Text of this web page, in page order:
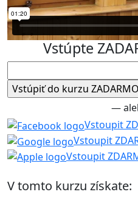
Vstúpte
—
Vstoupit
Vstoupit
Vstoupit
V tomto kurzu získate: